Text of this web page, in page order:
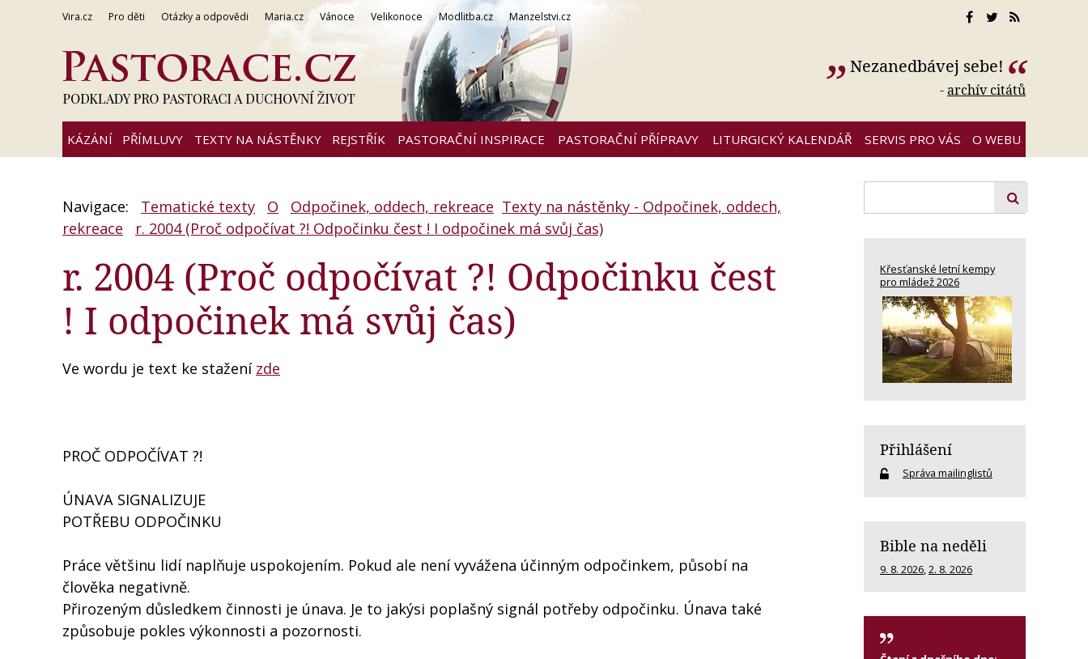
Vira.cz Pro děti Otázky a odpovědi Maria.cz Vánoce Velikonoce Modlitba.cz Manzelstvi.cz
Nezanedbávej sebe!
-archív citátů
KÁZÁNÍ PŘÍMLUVY TEXTY NA NÁSTĚNKY REJSTŘÍK PASTORAČNÍ INSPIRACE PASTORAČNÍ PŘÍPRAVY LITURGICKÝ KALENDÁŘ SERVIS PRO VÁS O WEBU
Navigace: Tematické texty O Odpočinek, oddech, rekreace Texty na nástěnky - Odpočinek, oddech,
rekreace
r. 2004 (Proč odpočívat ?! Odpočinku čest ! I odpočinek má svůj čas)
r. 2004 (Proč odpočívat ?! Odpočinku čest
! I odpočinek má svůj čas)
Ve wordu je text ke stažení zde
PROČ ODPOČÍVAT ?!
ÚNAVA SIGNALIZUJE
POTŘEBU ODPOČINKU
Práce většinu lidí naplňuje uspokojením. Pokud ale není vyvážena účinným odpočinkem, působí na
člověka negativně.
Přirozeným důsledkem činnosti je únava. Je to jakýsi poplašný signál potřeby odpočinku. Únava také
způsobuje pokles výkonnosti a pozornosti.
Křesťanské letní kempy
pro mládež 2026
Přihlášení
Správa mailinglistů
Bible na neděli
9. 8. 2026 2. 8. 2026